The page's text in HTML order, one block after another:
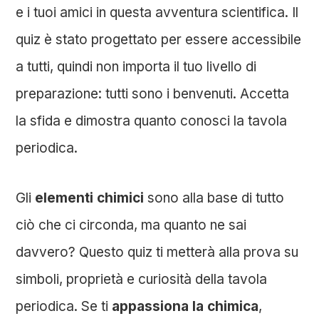
e i tuoi amici in questa avventura scientifica. Il
quiz è stato progettato per essere accessibile
a tutti, quindi non importa il tuo livello di
preparazione: tutti sono i benvenuti. Accetta
la sfida e dimostra quanto conosci la tavola
periodica.
Gli elementi chimici sono alla base di tutto
ciò che ci circonda, ma quanto ne sai
davvero? Questo quiz ti metterà alla prova su
simboli, proprietà e curiosità della tavola
periodica. Se ti appassiona la chimica,